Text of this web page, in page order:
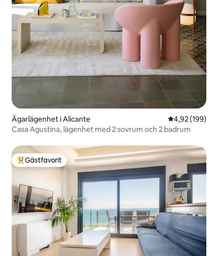
Ägarlägenhet i Alicante 4,92 av 5 i
4,92 (199)
Casa Agustina, lägenhet med 2 sovrum och 2 badrum
Populär gästfavorit
Gästfavorit